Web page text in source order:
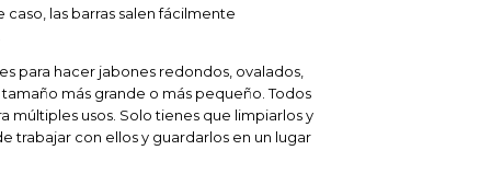
caso, las barras salen fácilmente
para hacer jabones redondos, ovalados,
más grande o más pequeño. Todos
múltiples usos. Solo tienes que limpiarlos y
trabajar con ellos y guardarlos en un lugar